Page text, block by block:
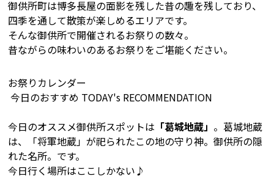
御供所町は博多長屋の面影を残した昔の趣を残しており、
四季を通して散策が楽しめるエリアです。
そんな御供所で開催されるお祭りの数々。
昔ながらの味わいのあるお祭りをご堪能ください。
お祭りカレンダー
今日のおすすめ TODAY's RECOMMENDATION
今日のオススメ御供所スポットは 「葛城地蔵」 。葛城地蔵
は、「将軍地蔵」が祀られたこの地の守り神。御供所の隠
れた名所。です。
今日行く場所はここしかない♪